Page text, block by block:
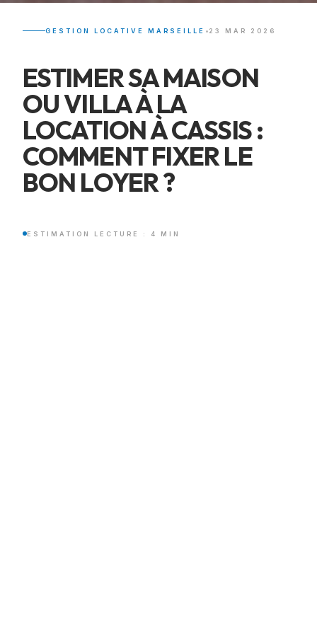
GESTION LOCATIVE MARSEILLE •23 MAR 2026
ESTIMER SA MAISON
OU VILLA À LA
LOCATION À CASSIS :
COMMENT FIXER LE
BON LOYER ?
ESTIMATION LECTURE : 4 MIN